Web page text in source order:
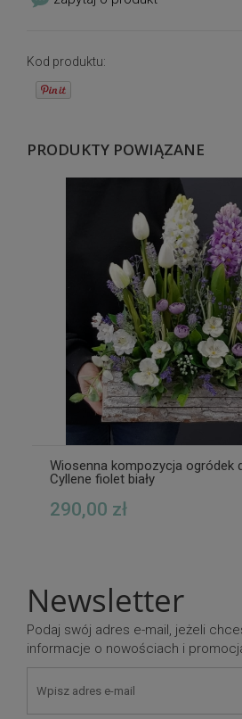
Kod produktu:
PRODUKTY POWIĄZANE
Wiosenna kompozycja ogródek
Cyllene fiolet biały
290,00 zł
Newsletter
Podaj swój adres e-mail, jeżeli
informacje o nowościach i